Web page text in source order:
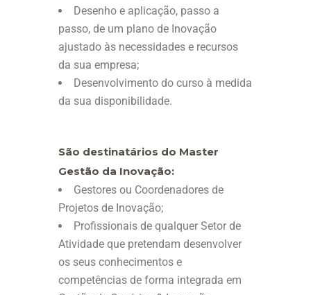
Desenho e aplicação, passo a
passo, de um plano de Inovação
ajustado às necessidades e recursos
da sua empresa;
Desenvolvimento do curso à medida
da sua disponibilidade.
São destinatários do Master
Gestão da Inovação:
Gestores ou Coordenadores de
Projetos de Inovação;
Profissionais de qualquer Setor de
Atividade que pretendam desenvolver
os seus conhecimentos e
competências de forma integrada em